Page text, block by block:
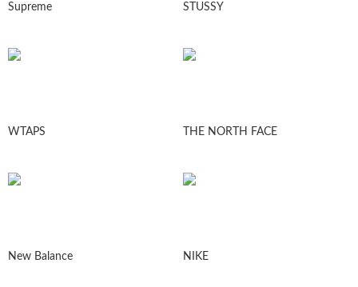
Supreme STUSSY
WTAPS THE NORTH FACE
New Balance NIKE